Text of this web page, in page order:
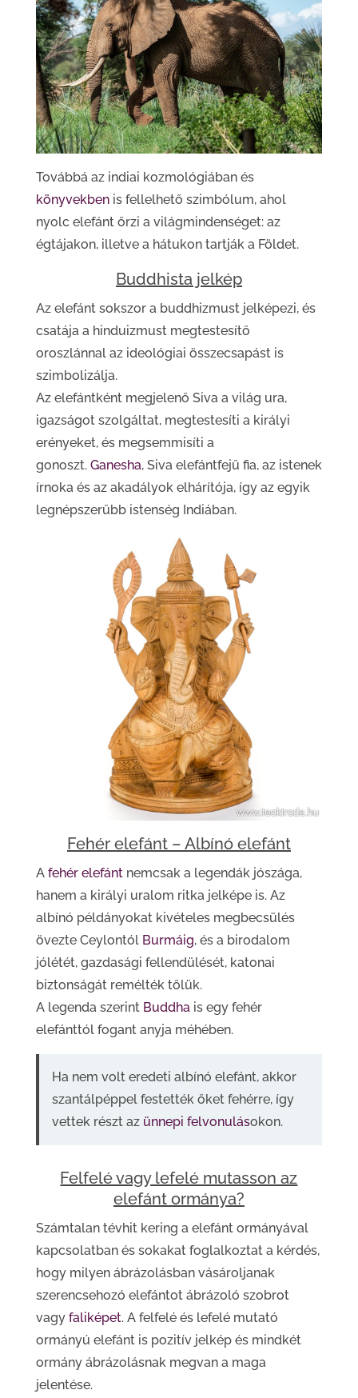
Továbbá az indiai kozmológiában és
könyvekbenis fellelhető szimbólum, ahol
nyolc elefánt őrzi a világmindenséget: az
égtájakon, illetve a hátukon tartják a Földet.
Buddhista jelkép
Az elefánt sokszor a buddhizmust jelképezi, és
csatája a hinduizmust megtestesítő
oroszlánnal az ideológiai összecsapást is
szimbolizálja.
Az elefántként megjelenő Siva a világ ura,
igazságot szolgáltat, megtestesíti a királyi
erényeket, és megsemmisíti a
gonoszt. Ganesha, Siva elefántfejű fia, az istenek
írnoka és az akadályok elhárítója, így az egyik
legnépszerűbb istenség Indiában.
Fehér elefánt – Albínó elefánt
A fehér elefántnemcsak a legendák jószága,
hanem a királyi uralom ritka jelképe is. Az
albínó példányokat kivételes megbecsülés
övezte Ceylontól Burmáig, és a birodalom
jólétét, gazdasági fellendülését, katonai
biztonságát remélték tőlük.
A legenda szerint Buddhais egy fehér
elefánttól fogant anyja méhében.
Ha nem volt eredeti albínó elefánt, akkor
szantálpéppel festették őket fehérre, így
vettek részt az ünnepi felvonulásokon.
Felfelé vagy lefelé mutasson az
elefánt ormánya?
Számtalan tévhit kering a elefánt ormányával
kapcsolatban és sokakat foglalkoztat a kérdés,
hogy milyen ábrázolásban vásároljanak
szerencsehozó elefántot ábrázoló szobrot
vagy faliképet. A felfelé és lefelé mutató
ormányú elefánt is pozitív jelkép és mindkét
ormány ábrázolásnak megvan a maga
jelentése.